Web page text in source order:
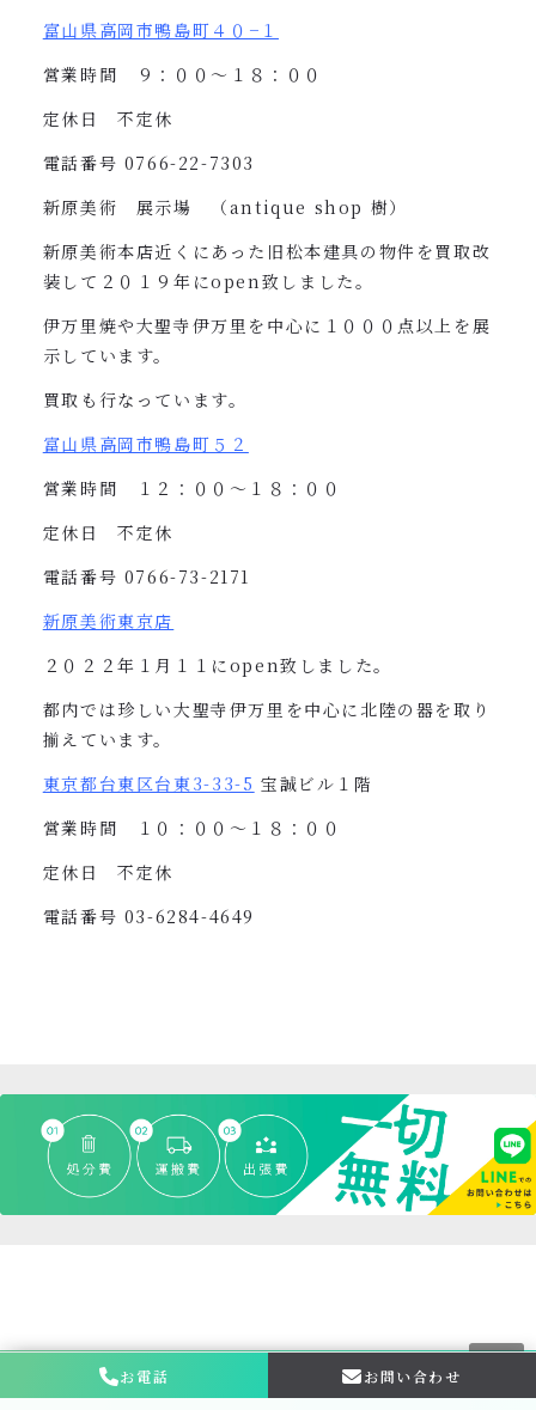
富山県高岡市鴨島町４０ − １
営業時間 ９：００〜１８：００
定休日 不定休
電話番号 0766-22-7303
新原美術 展示場 （antique shop 樹）
新原美術本店近くにあった旧松本建具の物件を買取改
装して２０１９年にopen致しました。
伊万里焼や大聖寺伊万里を中心に１０００点以上を展
示しています。
買取も行なっています。
富山県高岡市鴨島町５２
営業時間 １２：００〜１８：００
定休日 不定休
電話番号 0766-73-2171
新原美術東京店
２０２２年１月１１にopen致しました。
都内では珍しい大聖寺伊万里を中心に北陸の器を取り
揃えています。
東京都台東区台東3-33-5 宝誠ビル１階
営業時間 １０：００〜１８：００
定休日 不定休
電話番号 03-6284-4649
お問い合わせ・ 相談はこちら
お電話 お問い合わせ